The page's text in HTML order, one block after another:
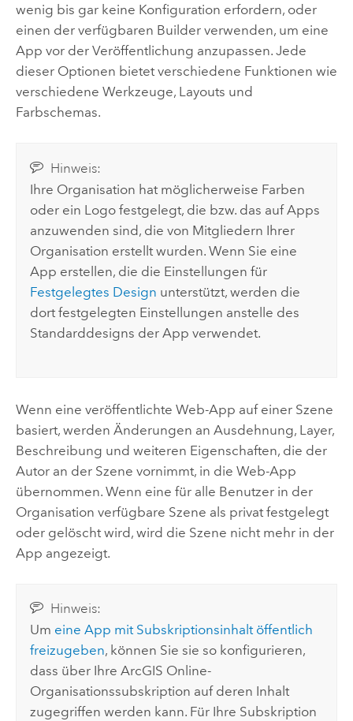
wenig bis gar keine Konfiguration erfordern, oder
einen der verfügbaren Builder verwenden, um eine
App vor der Veröffentlichung anzupassen. Jede
dieser Optionen bietet verschiedene Funktionen wie
verschiedene Werkzeuge, Layouts und
Farbschemas.
Hinweis:
Ihre Organisation hat möglicherweise Farben
oder ein Logo festgelegt, die bzw. das auf Apps
anzuwenden sind, die von Mitgliedern Ihrer
Organisation erstellt wurden. Wenn Sie eine
App erstellen, die die Einstellungen für
Festgelegtes Design unterstützt, werden die
dort festgelegten Einstellungen anstelle des
Standarddesigns der App verwendet.
Wenn eine veröffentlichte Web-App auf einer Szene
basiert, werden Änderungen an Ausdehnung, Layer,
Beschreibung und weiteren Eigenschaften, die der
Autor an der Szene vornimmt, in die Web-App
übernommen. Wenn eine für alle Benutzer in der
Organisation verfügbare Szene als privat festgelegt
oder gelöscht wird, wird die Szene nicht mehr in der
App angezeigt.
Hinweis:
Um eine App mit Subskriptionsinhalt öffentlich
freizugeben, können Sie sie so konfigurieren,
dass über IhreArcGIS Online-
Organisationssubskription auf deren Inhalt
zugegriffen werden kann. Für Ihre Subskription